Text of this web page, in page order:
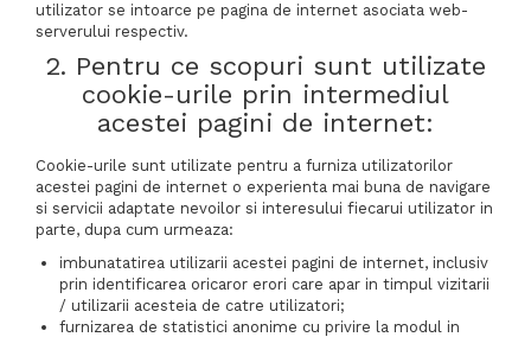
utilizator se intoarce pe pagina de internet asociata web-
serverului respectiv.
2. Pentru ce scopuri sunt utilizate
cookie-urile prin intermediul
acestei pagini de internet:
Cookie-urile sunt utilizate pentru a furniza utilizatorilor
acestei pagini de internet o experienta mai buna de navigare
si servicii adaptate nevoilor si interesului fiecarui utilizator in
parte, dupa cum urmeaza:
imbunatatirea utilizarii acestei pagini de internet, inclusiv
prin identificarea oricaror erori care apar in timpul vizitarii
/ utilizarii acesteia de catre utilizatori;
furnizarea de statistici anonime cu privire la modul in